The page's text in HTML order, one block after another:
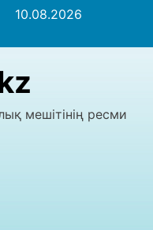
10.08.2026
мешітінің ресми